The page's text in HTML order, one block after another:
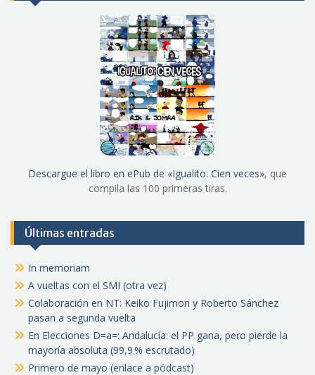
Descargue el libro en ePub de «Igualito: Cien veces», que
compila las 100 primeras tiras.
Últimas entradas
In memoriam
A vueltas con el SMI (otra vez)
Colaboración en NT: Keiko Fujimori y Roberto Sánchez
pasan a segunda vuelta
En Elecciones D=a=: Andalucía: el PP gana, pero pierde la
mayoría absoluta (99,9 % escrutado)
Primero de mayo (enlace a pódcast)